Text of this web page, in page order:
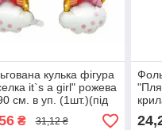
кулька фігура
it`s a girl" рожева
см. в уп. (1шт.)(під
₴ 31,12 ₴
см.